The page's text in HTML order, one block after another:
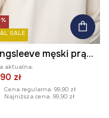
SALE
Longsleeve męski prążkowany kolor beżowy
aktualna:
zł
Cena regularna: 99,90 zł
Najniższa cena: 99,90 zł